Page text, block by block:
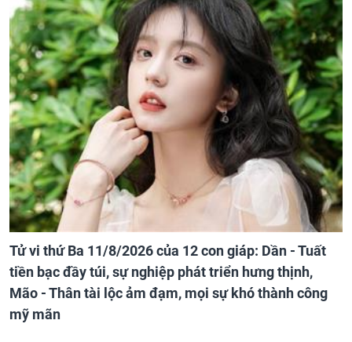
Tử vi thứ Ba 11/8/2026 của 12 con giáp: Dần - Tuất
tiền bạc đầy túi, sự nghiệp phát triển hưng thịnh,
Mão - Thân tài lộc ảm đạm, mọi sự khó thành công
mỹ mãn